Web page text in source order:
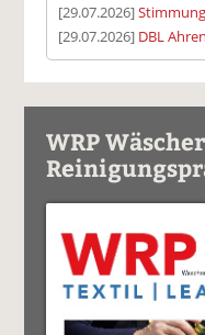
[29.07.2026]
[29.07.2026] DBL
WRP